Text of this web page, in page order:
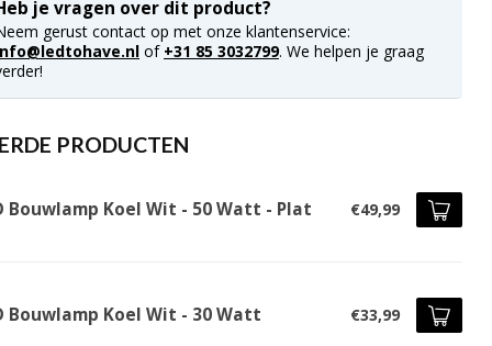
je vragen over dit product?
gerust contact op met onze klantenservice:
of +31 85 3032799. We helpen je graag
PRODUCTEN
Bouwlamp Koel Wit - 50 Watt - Plat €49,99
Bouwlamp Koel Wit - 30 Watt €33,99